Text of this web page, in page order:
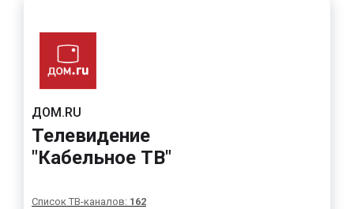
ДОМ.RU
Телевидение
"Кабельное ТВ"
Список ТВ-каналов: 162